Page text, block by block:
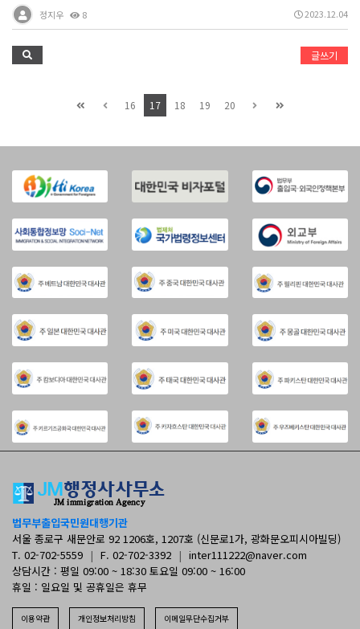
정지우 8 2023.12.04
글쓰기
16 17 18 19 20
법무부출입국민원대행기관
서울 종로구 새문안로 92 1206호, 1207호 (신문로1가, 광화문오피시아빌딩)
T. 02-702-5559 | F. 02-702-3392 | inter111222@naver.com
상담시간 : 평일 09:00 ~ 18:30 토요일 09:00 ~ 16:00
휴일 : 일요일 및 공휴일은 휴무
이용약관 개인정보처리방침 이메일무단수집거부